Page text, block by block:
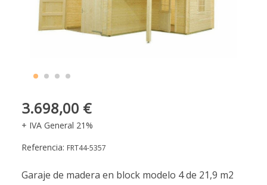
3.698,00 €
+ IVA General 21%
Referencia: FRT44-5357
Garaje de madera en block modelo 4 de 21,9 m2